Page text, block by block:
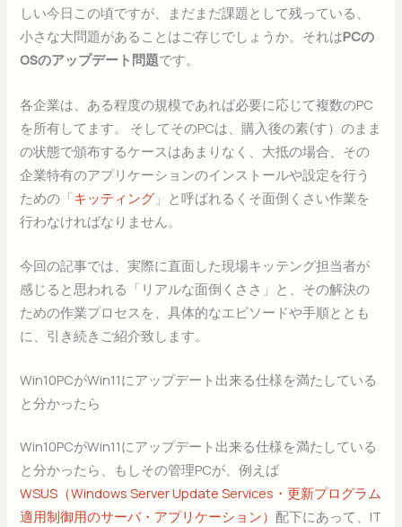
しい今日この頃ですが、まだまだ課題として残っている、
小さな大問題があることはご存じでしょうか。それはPCの
OSのアップデート問題です。
各企業は、ある程度の規模であれば必要に応じて複数のPC
を所有してます。 そしてそのPCは、購入後の素(す）のまま
の状態で頒布するケースはあまりなく、大抵の場合、その
企業特有のアプリケーションのインストールや設定を行う
ための「キッティング 」と呼ばれるくそ面倒くさい作業を
行わなければなりません。
今回の記事では、実際に直面した現場キッテング担当者が
感じると思われる「リアルな面倒くささ」と、その解決の
ための作業プロセスを、具体的なエピソードや手順ととも
に、引き続きご紹介致します。
Win10PCがWin11にアップデート出来る仕様を満たしている
と分かったら
Win10PCがWin11にアップデート出来る仕様を満たしている
と分かったら、もしその管理PCが、例えば
WSUS（Windows Server Update Services・更新プログラム
適用制御用のサーバ・アプリケーション）配下にあって、IT